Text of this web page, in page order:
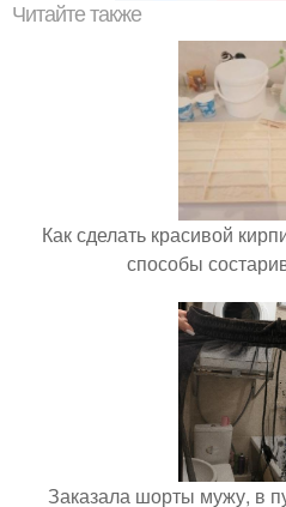
Читайте также
Как сделать красивой
способы
Заказала шорты мужу, в